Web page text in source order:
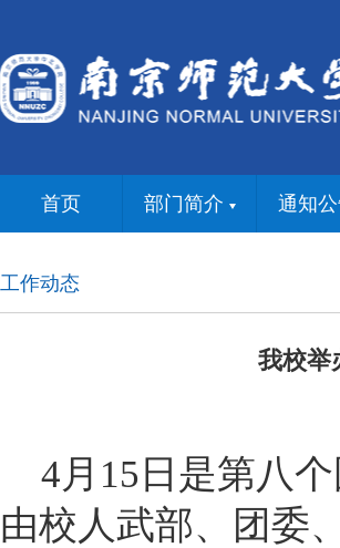
首页 部门简介 通知
工作动态
我校举
4月15日是第八
由校人武部、团委